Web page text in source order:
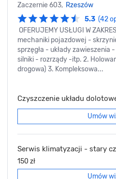
Zaczernie 603, Rzeszów
5.3 (42
OFERUJEMY USŁUGI W
mechaniki pojazdowej -
sprzęgła - układy zawieszenia
silniki - rozrządy -itp. 2.
drogowa) 3. Kompleksowa...
Czyszczenie układu
Umów
Serwis klimatyzacji - stary
150 zł
Umów